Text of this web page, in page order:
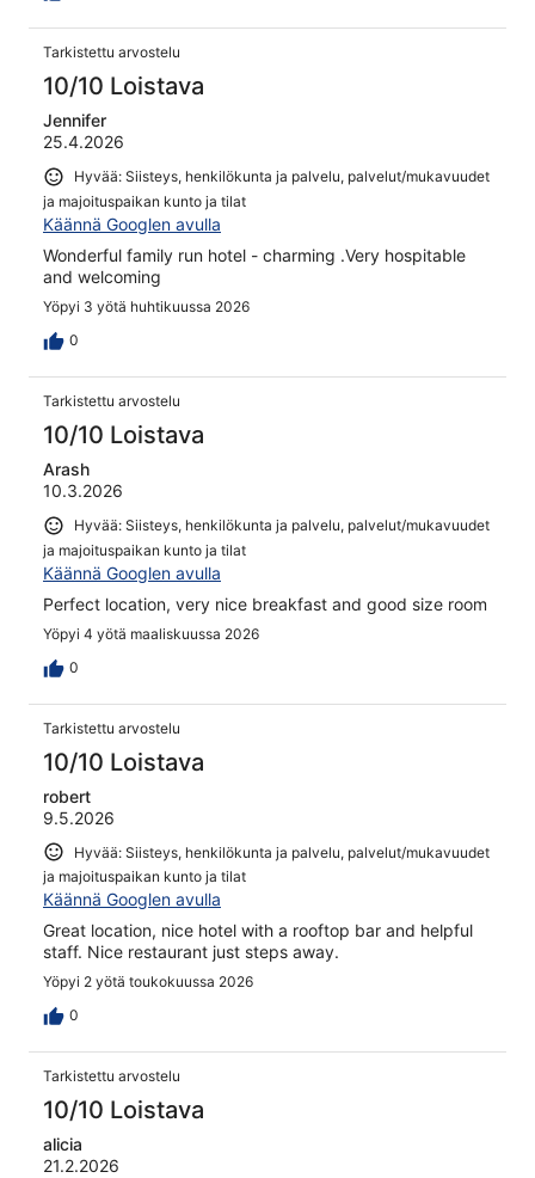
Tarkistettu arvostelu
10/10 Loistava
Jennifer
25.4.2026
Hyvää: Siisteys, henkilökunta ja palvelu, palvelut/mukavuudet
ja majoituspaikan kunto ja tilat
Käännä Googlen avulla
Wonderful family run hotel - charming .Very hospitable
and welcoming
Yöpyi 3 yötä huhtikuussa 2026
0
Tarkistettu arvostelu
10/10 Loistava
Arash
10.3.2026
Hyvää: Siisteys, henkilökunta ja palvelu, palvelut/mukavuudet
ja majoituspaikan kunto ja tilat
Käännä Googlen avulla
Perfect location, very nice breakfast and good size room
Yöpyi 4 yötä maaliskuussa 2026
0
Tarkistettu arvostelu
10/10 Loistava
robert
9.5.2026
Hyvää: Siisteys, henkilökunta ja palvelu, palvelut/mukavuudet
ja majoituspaikan kunto ja tilat
Käännä Googlen avulla
Great location, nice hotel with a rooftop bar and helpful
staff. Nice restaurant just steps away.
Yöpyi 2 yötä toukokuussa 2026
0
Tarkistettu arvostelu
10/10 Loistava
alicia
21.2.2026